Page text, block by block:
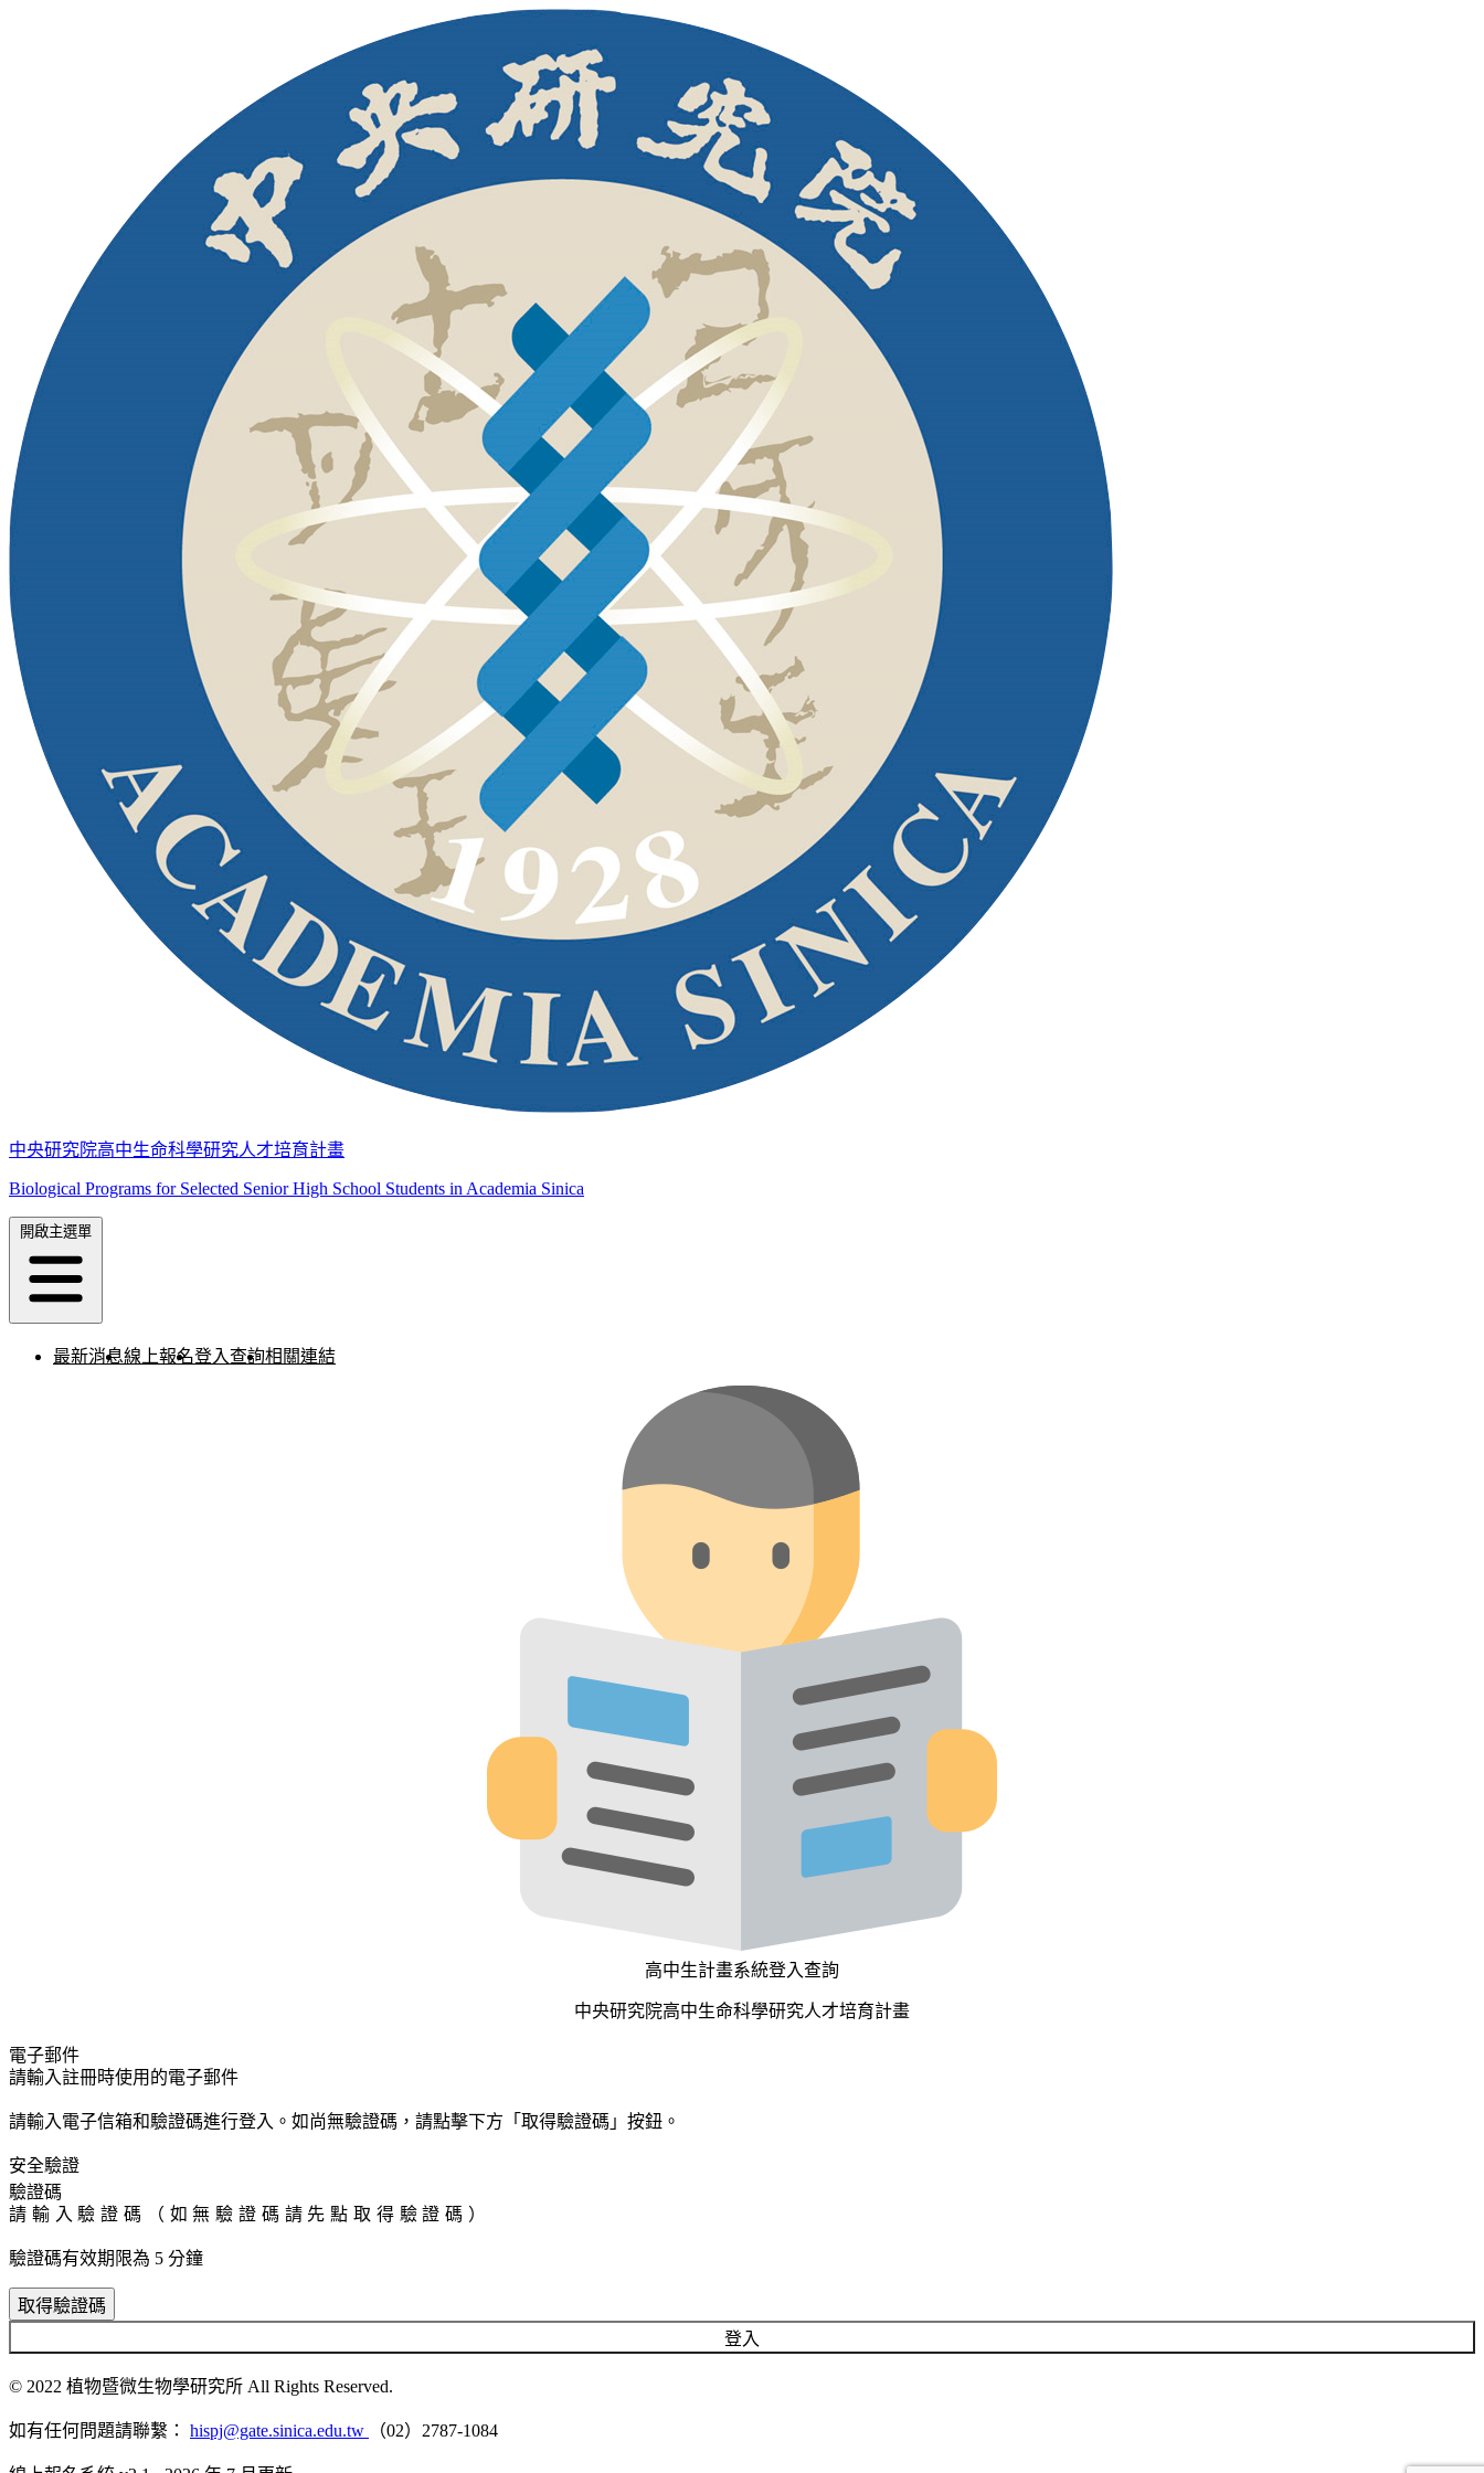
中央研究院高中生命科學研究人才培育計畫
Biological Programs for Selected Senior High School Students in Academia Sinica
開啟主選單
最新消息線上報名登入查詢相關連結
高中生計畫系統登入查詢
中央研究院高中生命科學研究人才培育計畫
電子郵件
請輸入電子信箱和驗證碼進行登入。如尚無驗證碼，請點擊下方「取得驗證碼」按鈕。
安全驗證
驗證碼
驗證碼有效期限為 5 分鐘
取得驗證碼
登入
© 2022 植物暨微生物學研究所 All Rights Reserved.
如有任何問題請聯繫： hispj@gate.sinica.edu.tw （02）2787-1084